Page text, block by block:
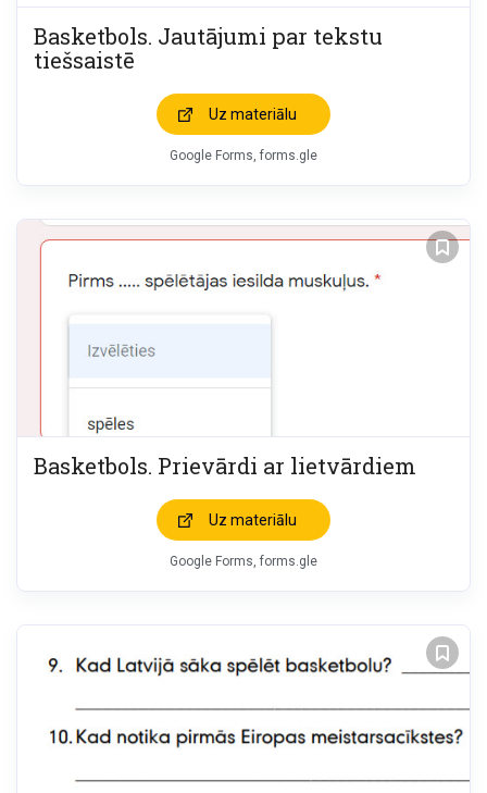
Basketbols. Jautājumi par tekstu
tiešsaistē
Uz materiālu
Google Forms, forms.gle
Basketbols. Prievārdi ar lietvārdiem
Uz materiālu
Google Forms, forms.gle